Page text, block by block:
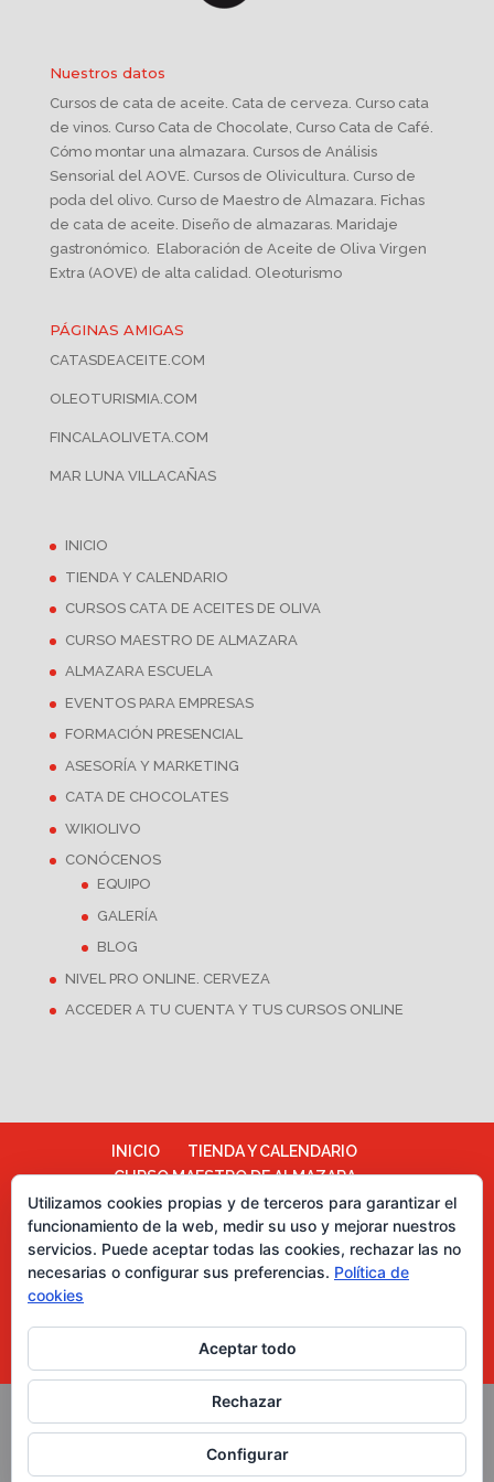
Nuestros datos
Cursos de cata de aceite. Cata de cerveza. Curso cata
de vinos. Curso Cata de Chocolate, Curso Cata de Café.
Cómo montar una almazara. Cursos de Análisis
Sensorial del AOVE. Cursos de Olivicultura. Curso de
poda del olivo. Curso de Maestro de Almazara. Fichas
de cata de aceite. Diseño de almazaras. Maridaje
gastronómico. Elaboración de Aceite de Oliva Virgen
Extra (AOVE) de alta calidad. Oleoturismo
PÁGINAS AMIGAS
CATASDEACEITE.COM
OLEOTURISMIA.COM
FINCALAOLIVETA.COM
MAR LUNA VILLACAÑAS
INICIO
TIENDA Y CALENDARIO
CURSOS CATA DE ACEITES DE OLIVA
CURSO MAESTRO DE ALMAZARA
ALMAZARA ESCUELA
EVENTOS PARA EMPRESAS
FORMACIÓN PRESENCIAL
ASESORÍA Y MARKETING
CATA DE CHOCOLATES
WIKIOLIVO
CONÓCENOS
EQUIPO
GALERÍA
BLOG
NIVEL PRO ONLINE. CERVEZA
ACCEDER A TU CUENTA Y TUS CURSOS ONLINE
INICIO
TIENDA Y CALENDARIO
CURSO MAESTRO DE ALMAZARA
ALMAZARA ESCUELA
TÉRMINOS Y CONDICIONES
Más información sobre las cookies
Política de cookies
CATA DE CHOCOLATES
ASESORÍA Y MARKETING
CURSOS CATA DE ACEITES DE OLIVA
Copyright Grupo Oleoturismia. Al servicio del Aceite de
Oliva Virgen Extra
Utilizamos cookies propias y de terceros para garantizar el
funcionamiento de la web, medir su uso y mejorar nuestros
servicios. Puede aceptar todas las cookies, rechazar las no
necesarias o configurar sus preferencias. Política de
cookies
Aceptar todo
Rechazar
Configurar